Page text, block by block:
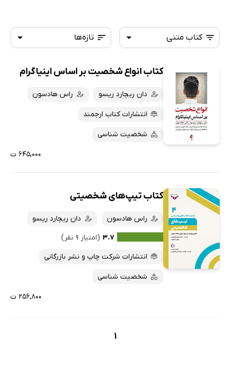
تازه‌ها
تازه‌ها
داغ‌ترین‌ها
پرفروش‌ها
کتاب متنی
همه کتاب‌ها
کتاب‌های صوتی
کتاب‌های متنی
کتاب انواع شخصیت بر اساس اینیاگرام
دان ریچارد ریسو راس هادسون
انتشارات کتاب ارجمند
شخصیت شناسی
۶۴۵,۰۰۰ ت
کتاب تیپ‌های شخصیتی
راس هادسون
دان ریچارد ریسو
۳.۷ (امتیاز ۹ نفر)
انتشارات شرکت چاپ و نشر بازرگانی
شخصیت شناسی
۲۵۶,۸۰۰ ت
1